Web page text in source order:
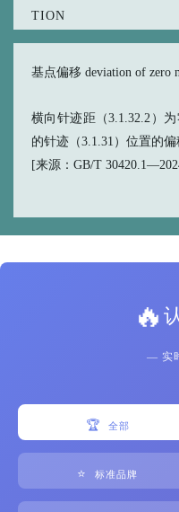
TION
基点偏移 deviation of zero
横向针迹距（3.1.32.2）
的针迹（3.1.31）位置的偏
[来源：GB/T
🔥
— 实
🏆 全部
⭐ 标准品牌